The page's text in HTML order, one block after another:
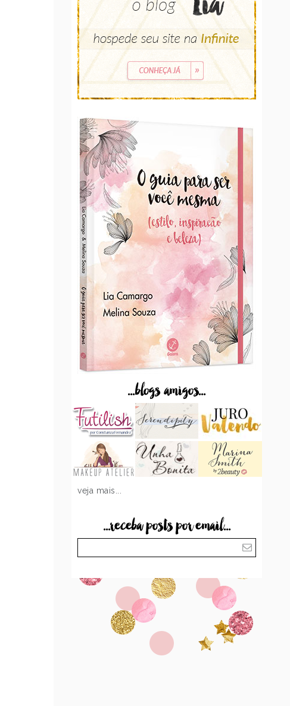
...blogs amigos...
veja mais...
...receba posts por email...